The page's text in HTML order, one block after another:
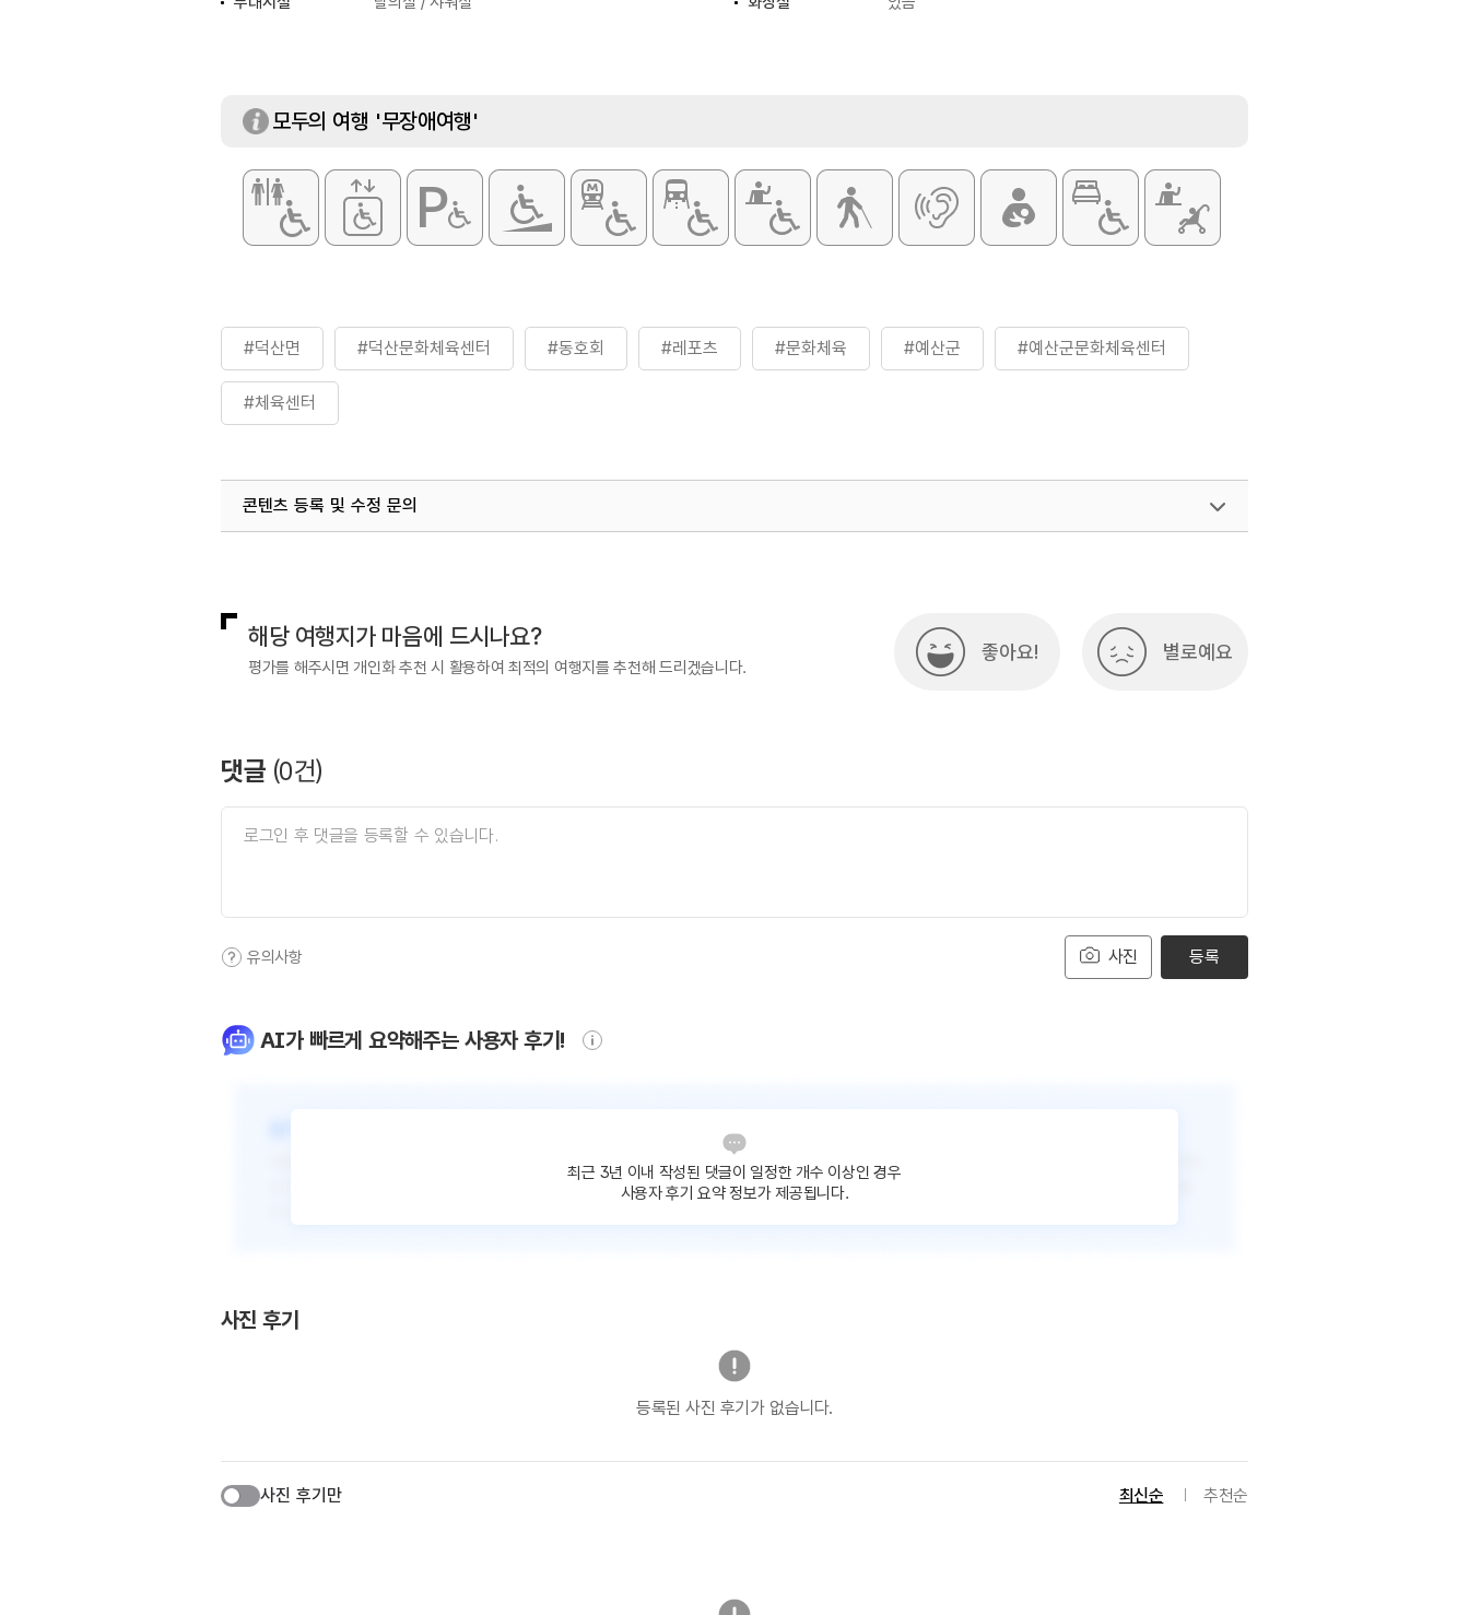
모두의 여행 '무장애여행'
#덕산면 #덕산문화체육센터 #동호회 #레포츠 #문화체육 #예산군 #예산군문화체육센터
#체육센터
콘텐츠 등록 및 수정 문의
해당 여행지가 마음에 드시나요?
평가를 해주시면 개인화 추천 시 활용하여 최적의 여행지를 추천해 드리겠습니다.
좋아요! 별로예요
댓글 (0건)
사진
유의사항 등록
AI가 빠르게 요약해주는 사용자 후기!
최근 3년 이내 작성된 댓글이 일정한 개수 이상인 경우
사용자 후기 요약 정보가 제공됩니다.
사진 후기
등록된 사진 후기가 없습니다.
사진 후기만 최신순 추천순